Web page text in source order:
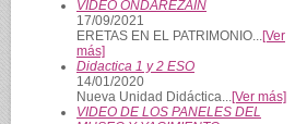
VIDEO ONDAREZAIN
17/09/2021
ERETAS EN EL PATRIMONIO...[Ver
más]
Didactica 1 y 2 ESO
14/01/2020
Nueva Unidad Didáctica...[Ver más]
VIDEO DE LOS PANELES DEL